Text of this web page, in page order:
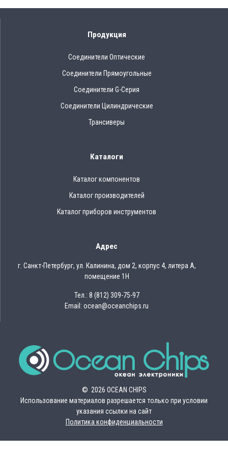
Продукция
Соединители Оптические
Соединители Прямоугольные
Соединители G-Серия
Соединители Цилиндрические
Трансиверы
Каталоги
Каталог компонентов
Каталог производителей
Каталог приборов инструментов
Адрес
г. Санкт-Петербург, ул. Калинина, дом 2, корпус 4, литера А,
помещение 1Н
Тел.: 8 (812) 309-75-97
Email: ocean@oceanchips.ru
© 2026 OCEAN CHIPS
Использование материалов разрешается только при условии
указания ссылки на сайт
Политика конфиденциальности